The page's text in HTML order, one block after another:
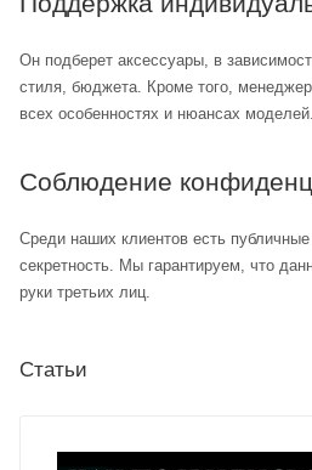
Он подберет аксессуары, в
стиля, бюджета. Кроме того,
всех особенностях и нюансах моделей.
Соблюдение
Среди наших клиентов есть
секретность. Мы гарантируем, что
руки третьих лиц.
Статьи